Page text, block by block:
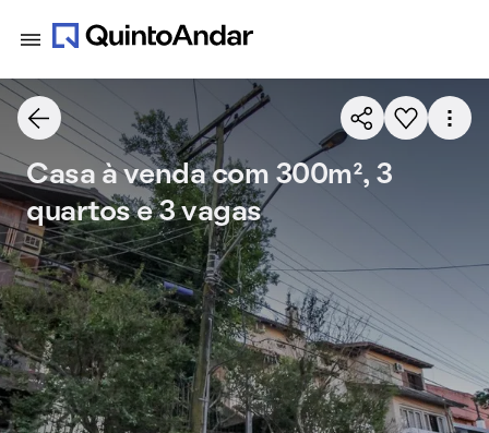
Casa à venda com 300m², 3
quartos e 3 vagas